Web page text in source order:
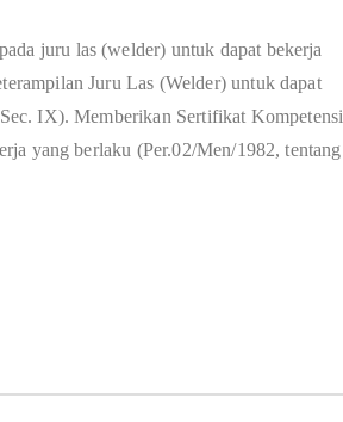
juru las (welder) untuk dapat bekerja
Juru Las (Welder) untuk dapat
IX). Memberikan Sertifikat Kompetensi
yang berlaku (Per.02/Men/1982, tentang